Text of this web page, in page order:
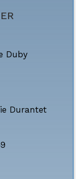
Duby
Durantet